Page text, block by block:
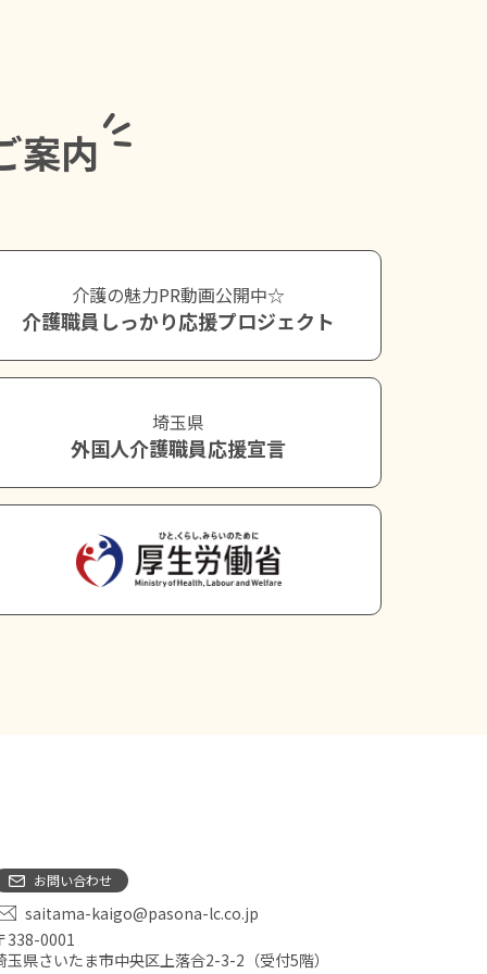
案内
介護の魅力PR動画公開中☆
介護職員しっかり応援プロジェクト
埼玉県
外国人介護職員応援宣言
お問い合わせ
saitama-kaigo@pasona-lc.co.jp
338-0001
玉県さいたま市中央区上落合2-3-2（受付5階）